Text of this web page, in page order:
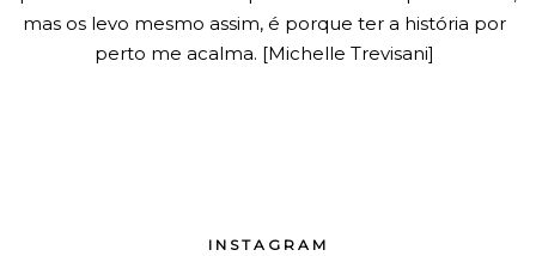
mas os levo mesmo assim, é porque ter a história por
perto me acalma. [Michelle Trevisani]
INSTAGRAM